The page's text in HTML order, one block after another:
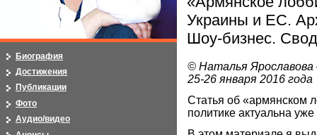
Украины и ЕС.
Шоу-бизнес.
© Наталья Ярославова
25-26 января 2016 года
Статья об «армянском
политике актуальна уже
Биография
Достижения
Публикации
Фото
Аудио/видео